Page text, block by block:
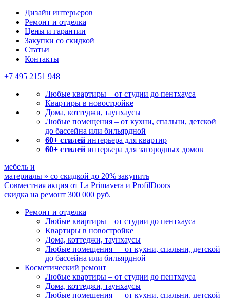
Дизайн интерьеров
Ремонт и отделка
Цены и гарантии
Закупки со скидкой
Статьи
Контакты
+7 495 2151 948
Любые квартиры – от студии до пентхауса
Квартиры в новостройке
Дома, коттеджи, таунхаусы
Любые помещения – от кухни, спальни, детской
до бассейна или бильярдной
60+ стилей интерьера для квартир
60+ стилей интерьера для загородных домов
мебель и
материалы » со скидкой до 20% закупить
Совместная акция от La Primavera и ProfilDoors
скидка на ремонт 300 000 руб.
Ремонт и отделка
Любые квартиры – от студии до пентхауса
Квартиры в новостройке
Дома, коттеджи, таунхаусы
Любые помещения — от кухни, спальни, детской
до бассейна или бильярдной
Косметический ремонт
Любые квартиры – от студии до пентхауса
Дома, коттеджи, таунхаусы
Любые помещения — от кухни, спальни, детской